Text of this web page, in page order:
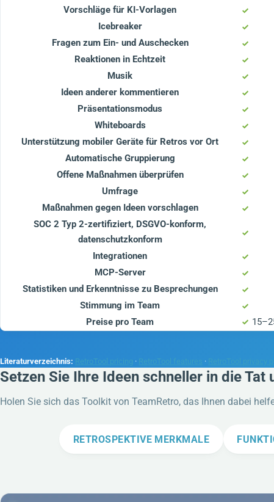
Vorschläge für KI-Vorlagen
Icebreaker
Fragen zum Ein- und Auschecken
Reaktionen in Echtzeit
Musik
Ideen anderer kommentieren
Präsentationsmodus
Whiteboards
Unterstützung mobiler Geräte für Retros vor Ort
Automatische Gruppierung
Offene Maßnahmen überprüfen
Umfrage
Maßnahmen gegen Ideen vorschlagen
SOC 2 Typ 2-zertifiziert, DSGVO-konform,
datenschutzkonform
Integrationen
MCP-Server
Statistiken und Erkenntnisse zu Besprechungen
Stimmung im Team
Preise pro Team
Literaturverzeichnis: RetroTool pricing · ·
Setzen Sie Ihre Ideen schneller in die Tat
Holen Sie sich das Toolkit von TeamRetro, das Ihnen dabei
RETROSPEKTIVE MERKMALE